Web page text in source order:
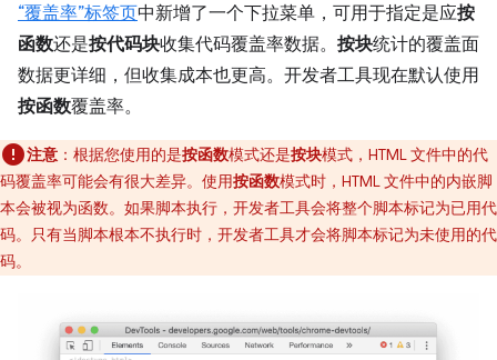
“覆盖率”标签页中新增了一个下拉菜单，可用于指定是应按
函数还是按代码块收集代码覆盖率数据。 按块统计的覆盖面
数据更详细，但收集成本也更高。开发者工具现在默认使用
按函数覆盖率。
注意 ：根据您使用的是按函数模式还是按块模式，HTML 文件中的代
码覆盖率可能会有很大差异。使用按函数模式时，HTML 文件中的内嵌脚
本会被视为函数。如果脚本执行，开发者工具会将整个脚本标记为已用代
码。只有当脚本根本不执行时，开发者工具才会将脚本标记为未使用的代
码。